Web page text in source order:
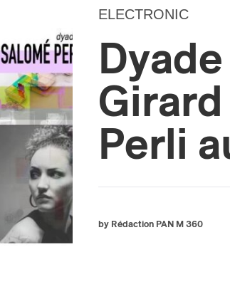
ELECTRONIC
Girard
Perli
by Rédaction PAN M 360